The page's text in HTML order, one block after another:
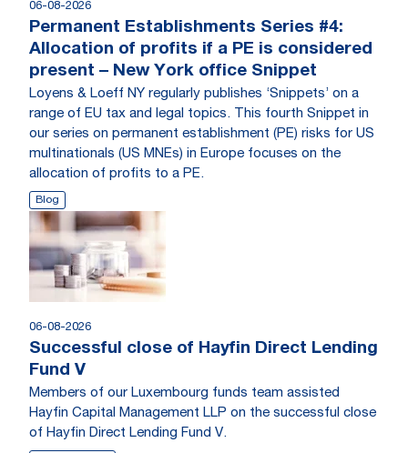
06-08-2026
Permanent Establishments Series #4:
Allocation of profits if a PE is considered
present – New York office Snippet
Loyens & Loeff NY regularly publishes ‘Snippets’ on a
range of EU tax and legal topics. This fourth Snippet in
our series on permanent establishment (PE) risks for US
multinationals (US MNEs) in Europe focuses on the
allocation of profits to a PE.
Blog
06-08-2026
Successful close of Hayfin Direct Lending
Fund V
Members of our Luxembourg funds team assisted
Hayfin Capital Management LLP on the successful close
of Hayfin Direct Lending Fund V.